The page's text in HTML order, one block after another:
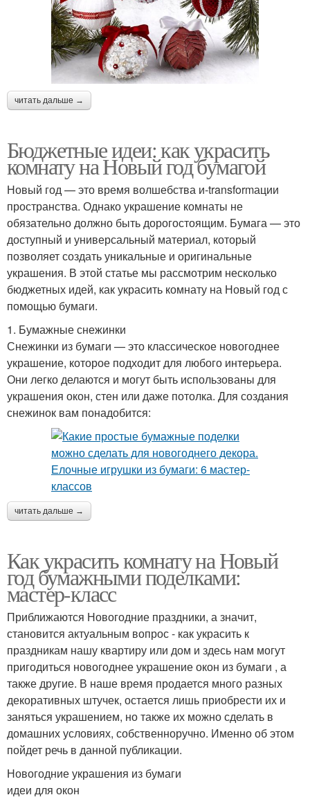
читать дальше →
Бюджетные идеи: как украсить
комнату на Новый год бумагой
Новый год — это время волшебства и-transformации
пространства. Однако украшение комнаты не
обязательно должно быть дорогостоящим. Бумага — это
доступный и универсальный материал, который
позволяет создать уникальные и оригинальные
украшения. В этой статье мы рассмотрим несколько
бюджетных идей, как украсить комнату на Новый год с
помощью бумаги.
1. Бумажные снежинки
Снежинки из бумаги — это классическое новогоднее
украшение, которое подходит для любого интерьера.
Они легко делаются и могут быть использованы для
украшения окон, стен или даже потолка. Для создания
снежинок вам понадобится:
читать дальше →
Как украсить комнату на Новый
год бумажными поделками:
мастер-класс
Приближаются Новогодние праздники, а значит,
становится актуальным вопрос - как украсить к
праздникам нашу квартиру или дом и здесь нам могут
пригодиться новогоднее украшение окон из бумаги , а
также другие. В наше время продается много разных
декоративных штучек, остается лишь приобрести их и
заняться украшением, но также их можно сделать в
домашних условиях, собственноручно. Именно об этом
пойдет речь в данной публикации.
Новогодние украшения из бумаги
идеи для окон